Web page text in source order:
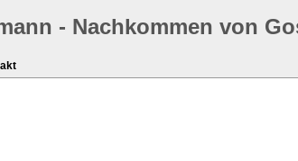
- Nachkommen von